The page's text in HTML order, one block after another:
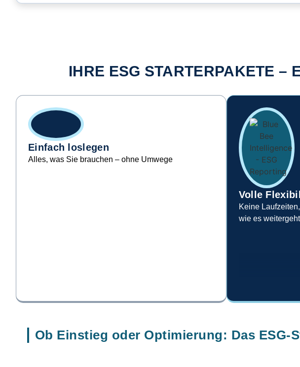
IHRE ESG STARTERPAKETE –
Einfach loslegen
Alles, was Sie brauchen – ohne Umwege
Volle
Keine
wie es
Ob Einstieg oder Optimierung: Das